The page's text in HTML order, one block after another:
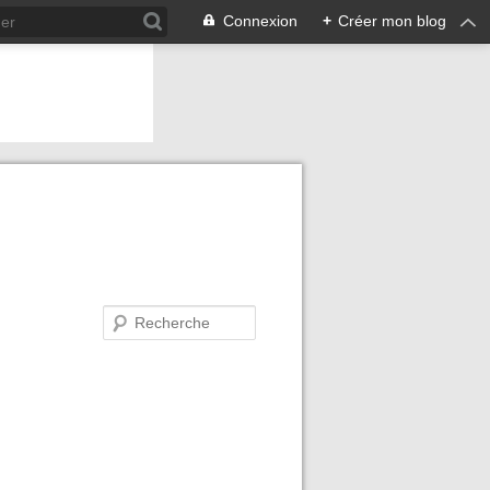
Connexion + Créer mon blog